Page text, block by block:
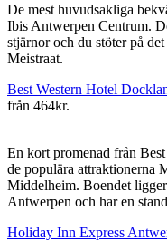
De mest huvudsakliga
Ibis Antwerpen Centrum.
stjärnor och du stöter på
Meistraat.
Best Western Hotel
från 464kr.
En kort promenad från
de populära attraktionerna
Middelheim. Boendet
Antwerpen och har en
Holiday Inn Express